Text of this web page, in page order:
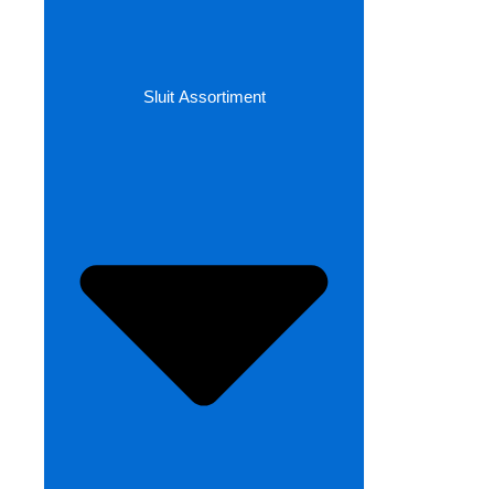
Sluit Assortiment